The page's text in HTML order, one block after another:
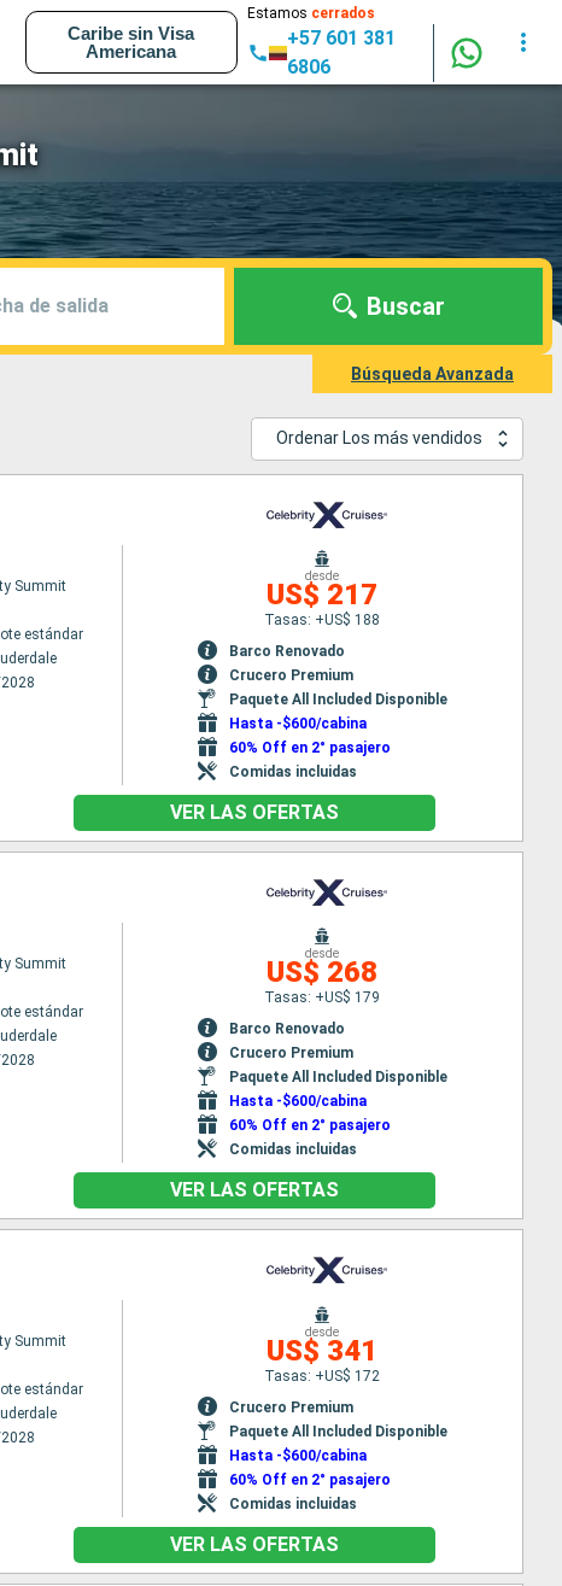
Caribe sin Visa
Americana
Estamos cerrados
+57 601 381
6806
de salida Buscar
Búsqueda Avanzada
Ordenar Los más vendidos
Summit
estándar
desde
US$ 217
Tasas: +US$ 188
Barco Renovado
Crucero Premium
Paquete All Included Disponible
Hasta -$600/cabina
60% Off en 2° pasajero
Comidas incluidas
VER LAS OFERTAS
Summit
estándar
desde
US$ 268
Tasas: +US$ 179
Barco Renovado
Crucero Premium
Paquete All Included Disponible
Hasta -$600/cabina
60% Off en 2° pasajero
Comidas incluidas
VER LAS OFERTAS
Summit
estándar
desde
US$ 341
Tasas: +US$ 172
Crucero Premium
Paquete All Included Disponible
Hasta -$600/cabina
60% Off en 2° pasajero
Comidas incluidas
VER LAS OFERTAS